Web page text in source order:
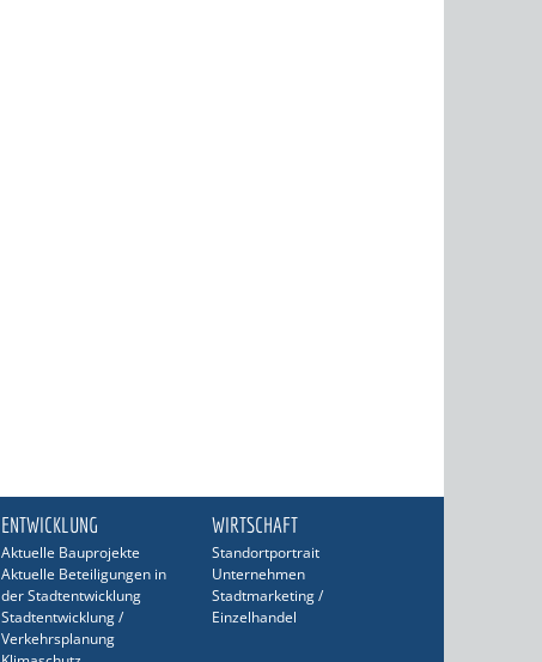
ENTWICKLUNG
Aktuelle Bauprojekte
Aktuelle Beteiligungen in
der Stadtentwicklung
Stadtentwicklung /
Verkehrsplanung
WIRTSCHAFT
Standortportrait
Unternehmen
Stadtmarketing /
Einzelhandel